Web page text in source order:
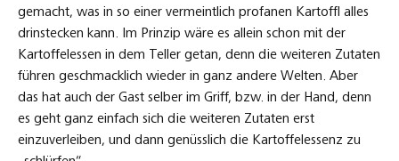
gemacht, was in so einer vermeintlich profanen Kartoffl alles
drinstecken kann. Im Prinzip wäre es allein schon mit der
Kartoffelessen in dem Teller getan, denn die weiteren Zutaten
führen geschmacklich wieder in ganz andere Welten. Aber
das hat auch der Gast selber im Griff, bzw. in der Hand, denn
es geht ganz einfach sich die weiteren Zutaten erst
einzuverleiben, und dann genüsslich die Kartoffelessenz zu